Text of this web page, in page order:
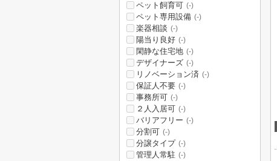
ペット飼育可 (-)
ペット専用設備 (-)
楽器相談 (-)
陽当り良好 (-)
閑静な住宅地 (-)
デザイナーズ (-)
リノベーション済 (-)
保証人不要 (-)
事務所可 (-)
２人入居可 (-)
バリアフリー (-)
分割可 (-)
分譲タイプ (-)
管理人常駐 (-)